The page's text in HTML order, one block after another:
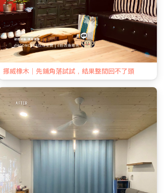
挪威橡木｜先鋪角落試試，結果整間回不了頭